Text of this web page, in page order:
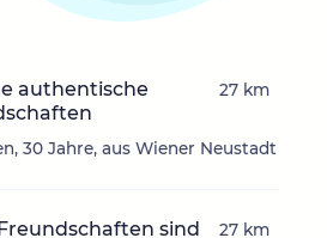
authentische
30 Jahre, aus Wiener Neustadt
27 km
sind
27 km